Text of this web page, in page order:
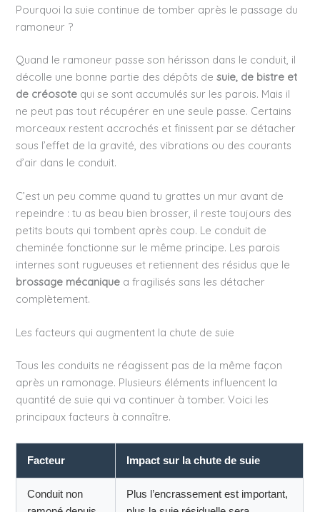
Pourquoi la suie continue de tomber après le passage du
ramoneur ?
Quand le ramoneur passe son hérisson dans le conduit, il
décolle une bonne partie des dépôts desuie, de bistre et
de créosote qui se sont accumulés sur les parois. Mais il
ne peut pas tout récupérer en une seule passe. Certains
morceaux restent accrochés et finissent par se détacher
sous l’effet de la gravité, des vibrations ou des courants
d’air dans le conduit.
C’est un peu comme quand tu grattes un mur avant de
repeindre : tu as beau bien brosser, il reste toujours des
petits bouts qui tombent après coup. Le conduit de
cheminée fonctionne sur le même principe. Les parois
internes sont rugueuses et retiennent des résidus que le
brossage mécanique a fragilisés sans les détacher
complètement.
Les facteurs qui augmentent la chute de suie
Tous les conduits ne réagissent pas de la même façon
après un ramonage. Plusieurs éléments influencent la
quantité de suie qui va continuer à tomber. Voici les
principaux facteurs à connaître.
Facteur Impact sur la chute de suie
Conduit non
Plus l’encrassement est important,